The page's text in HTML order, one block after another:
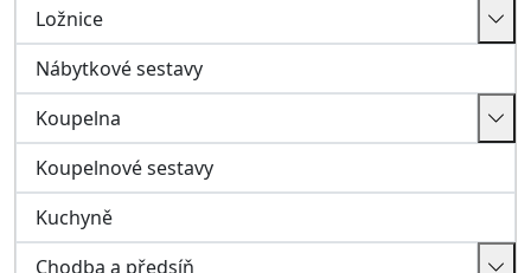
Botníky, skříňky, zrcadla
Věšáky
Pracovna
Nábytkové systémy
Skříně, komody, poličky
Skříně, regály, vitríny